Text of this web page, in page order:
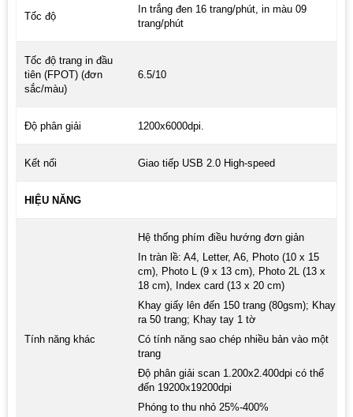
Tốc độ
In trắng đen 16 trang/phút, in màu 09
trang/phút
Tốc độ trang in đầu
tiên (FPOT) (đơn
sắc/màu)
6.5/10
Độ phân giải 1200x6000dpi.
Kết nối Giao tiếp USB 2.0 High-speed
HIỆU NĂNG
Tính năng khác
Hệ thống phím điều hướng đơn giản
In tràn lề: A4, Letter, A6, Photo (10 x 15
cm), Photo L (9 x 13 cm), Photo 2L (13 x
18 cm), Index card (13 x 20 cm)
Khay giấy lên đến 150 trang (80gsm); Khay
ra 50 trang; Khay tay 1 tờ
Có tính năng sao chép nhiều bản vào một
trang
Độ phân giải scan 1.200x2.400dpi có thể
đến 19200x19200dpi
Phóng to thu nhỏ 25%-400%